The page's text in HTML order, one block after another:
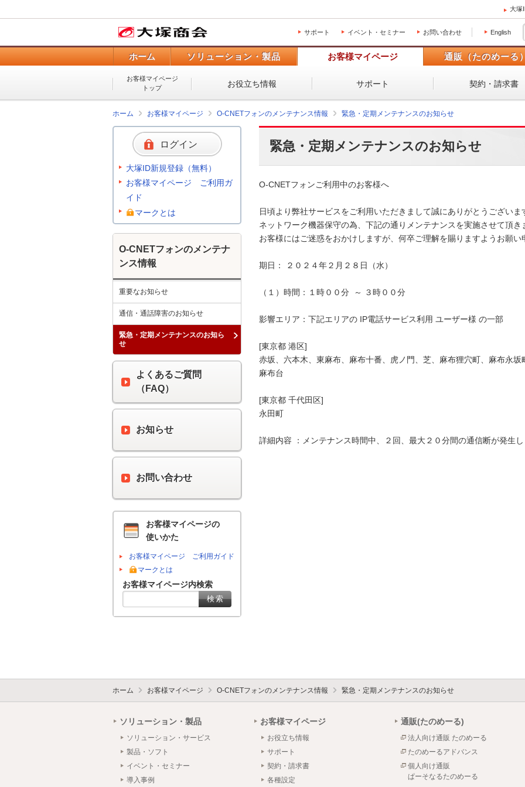
大塚
サポート イベント・セミナー お問い合わせ English
ホーム ソリューション・製品 お客様マイページ 通販（たのめーる）
お客様マイページ
トップ
お役立ち情報 サポート 契約・請求書
ホーム お客様マイページ O-CNETフォンのメンテナンス情報 緊急・定期メンテナンスのお知らせ
緊急・定期メンテナンスのお知らせ
O-CNETフォンご利用中のお客様へ
日頃より弊社サービスをご利用いただきまして誠にありがとうございま
ネットワーク機器保守の為、下記の通りメンテナンスを実施させて頂き
お客様にはご迷惑をおかけしますが、何卒ご理解を賜りますようお願い
期日： ２０２４年２月２８日（水）
（１）時間：１時００分  ～ ３時００分
影響エリア：下記エリアの IP電話サービス利用 ユーザー様 の一部
[東京都 港区]
赤坂、六本木、東麻布、麻布十番、虎ノ門、芝、麻布狸穴町、麻布永坂
麻布台
[東京都 千代田区]
永田町
詳細内容 ：メンテナンス時間中、２回、最大２０分間の通信断が発生し
ログイン
大塚ID新規登録（無料）
お客様マイページ ご利用ガ
イド
マークとは
O-CNETフォンのメンテナ
ンス情報
重要なお知らせ
通信・通話障害のお知らせ
緊急・定期メンテナンスのお知ら
せ
よくあるご質問
（FAQ）
お知らせ
お問い合わせ
お客様マイページの
使いかた
お客様マイページ ご利用ガイド
マークとは
お客様マイページ内検索
ホーム お客様マイページ O-CNETフォンのメンテナンス情報 緊急・定期メンテナンスのお知らせ
ソリューション・製品
ソリューション・サービス
製品・ソフト
イベント・セミナー
導入事例
お客様マイページ
お役立ち情報
サポート
契約・請求書
各種設定
通販(たのめーる)
法人向け通販 たのめーる
たのめーるアドバンス
個人向け通販
ぱーそなるたのめーる